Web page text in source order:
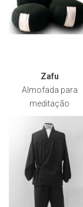
Zafu
Almofada para
meditação